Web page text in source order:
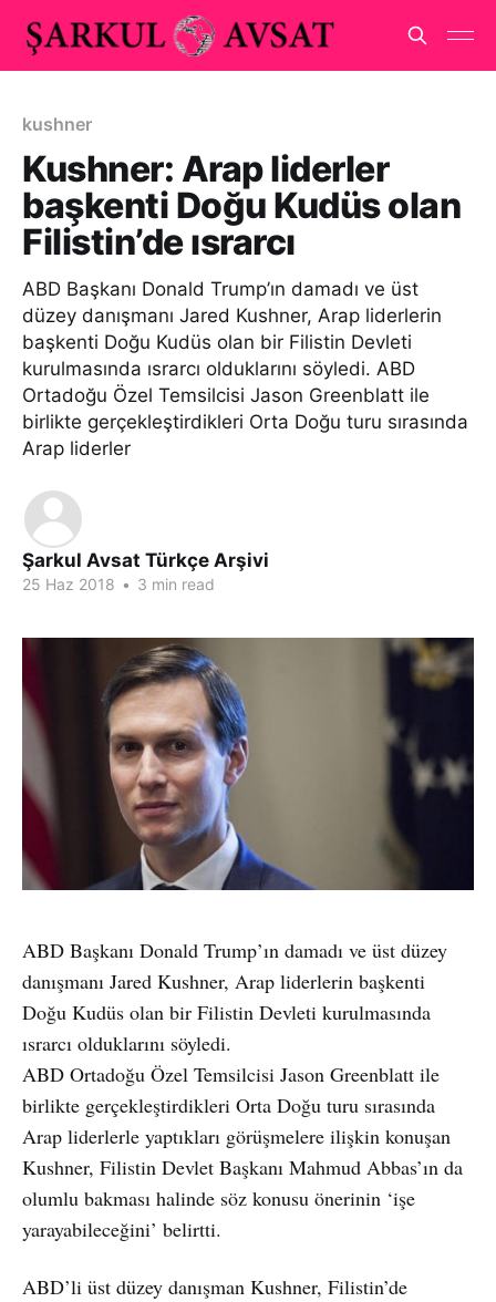
kushner
Kushner: Arap liderler
başkenti Doğu Kudüs olan
Filistin’de ısrarcı
ABD Başkanı Donald Trump’ın damadı ve üst
düzey danışmanı Jared Kushner, Arap liderlerin
başkenti Doğu Kudüs olan bir Filistin Devleti
kurulmasında ısrarcı olduklarını söyledi. ABD
Ortadoğu Özel Temsilcisi Jason Greenblatt ile
birlikte gerçekleştirdikleri Orta Doğu turu sırasında
Arap liderler
Şarkul Avsat Türkçe Arşivi
25 Haz 2018 • 3 min read
ABD Başkanı Donald Trump’ın damadı ve üst düzey
danışmanı Jared Kushner, Arap liderlerin başkenti
Doğu Kudüs olan bir Filistin Devleti kurulmasında
ısrarcı olduklarını söyledi.
ABD Ortadoğu Özel Temsilcisi Jason Greenblatt ile
birlikte gerçekleştirdikleri Orta Doğu turu sırasında
Arap liderlerle yaptıkları görüşmelere ilişkin konuşan
Kushner, Filistin Devlet Başkanı Mahmud Abbas’ın da
olumlu bakması halinde söz konusu önerinin ‘işe
yarayabileceğini’ belirtti.
ABD’li üst düzey danışman Kushner, Filistin’de